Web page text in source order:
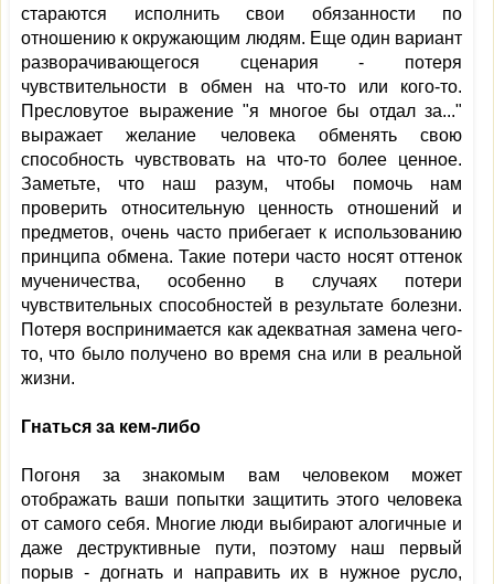
стараются исполнить свои обязанности по
отношению к окружающим людям. Еще один вариант
разворачивающегося сценария - потеря
чувствительности в обмен на что-то или кого-то.
Пресловутое выражение "я многое бы отдал за..."
выражает желание человека обменять свою
способность чувствовать на что-то более ценное.
Заметьте, что наш разум, чтобы помочь нам
проверить относительную ценность отношений и
предметов, очень часто прибегает к использованию
принципа обмена. Такие потери часто носят оттенок
мученичества, особенно в случаях потери
чувствительных способностей в результате болезни.
Потеря воспринимается как адекватная замена чего-
то, что было получено во время сна или в реальной
жизни.
Гнаться за кем-либо
Погоня за знакомым вам человеком может
отображать ваши попытки защитить этого человека
от самого себя. Многие люди выбирают алогичные и
даже деструктивные пути, поэтому наш первый
порыв - догнать и направить их в нужное русло,